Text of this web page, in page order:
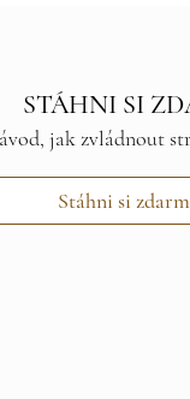
STÁHNI SI
jak zvládnout
Stáhni si